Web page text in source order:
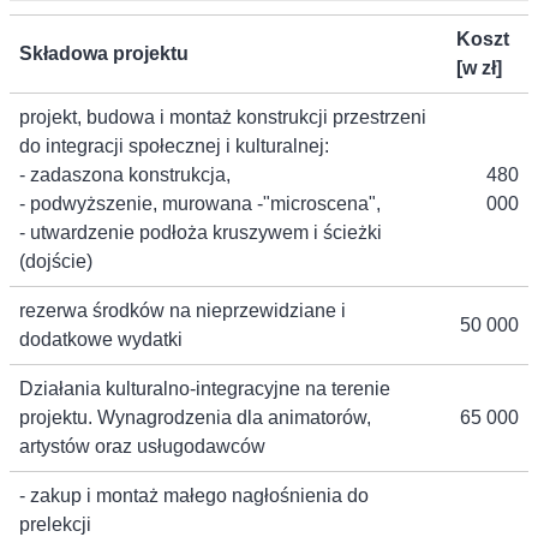
Składowa projektu
Koszt
[w zł]
projekt, budowa i montaż konstrukcji przestrzeni
do integracji społecznej i kulturalnej:
- zadaszona konstrukcja,
- podwyższenie, murowana -"microscena",
- utwardzenie podłoża kruszywem i ścieżki
(dojście)
480
000
rezerwa środków na nieprzewidziane i
dodatkowe wydatki
50 000
Działania kulturalno-integracyjne na terenie
projektu. Wynagrodzenia dla animatorów,
artystów oraz usługodawców
65 000
- zakup i montaż małego nagłośnienia do
prelekcji